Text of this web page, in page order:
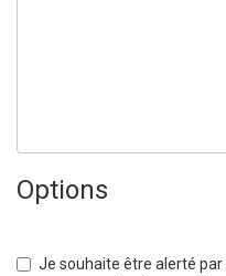
Options
Je souhaite être alerté